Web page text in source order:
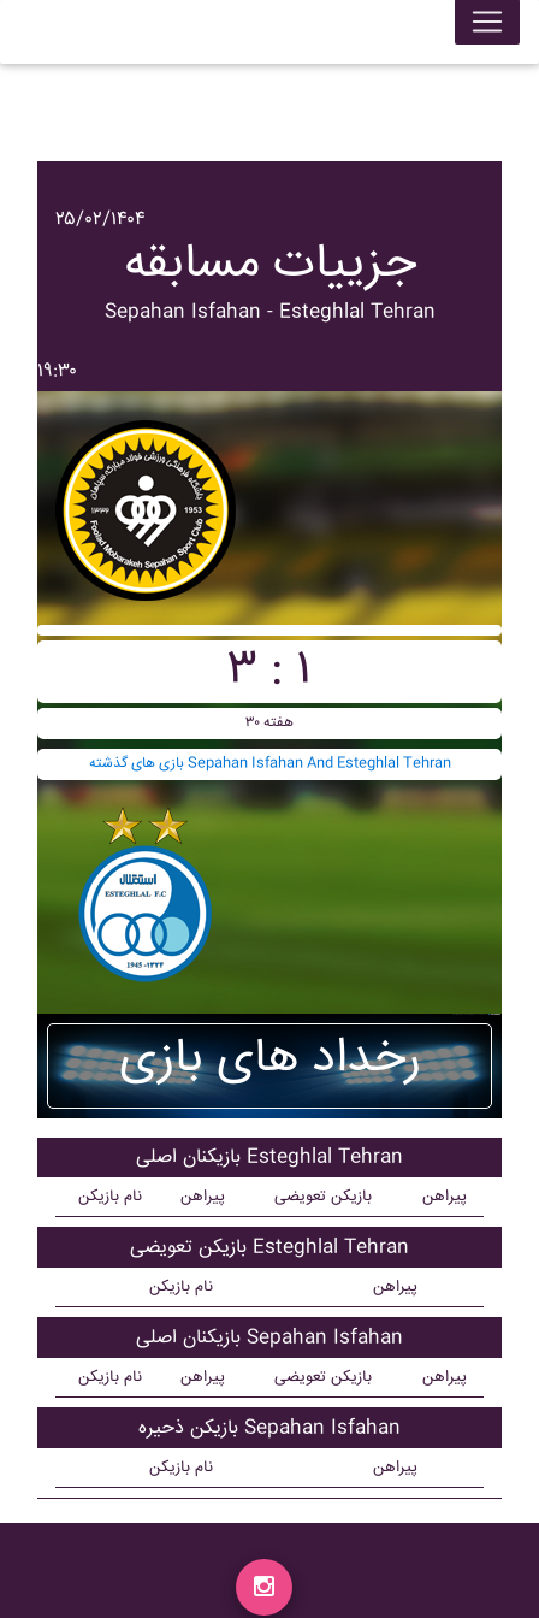
۲۵/۰۲/۱۴۰۴
جزییات مسابقه
Sepahan Isfahan - Esteghlal Tehran
۱۹:۳۰
۳ : ۱
هفته ۳۰
بازی های گذشته Sepahan Isfahan And Esteghlal Tehran
رخداد های بازی
بازیکنان اصلی Esteghlal Tehran
نام بازیکن پیراهن بازیکن تعویضی پیراهن
بازیکن تعویضی Esteghlal Tehran
نام بازیکن پیراهن
بازیکنان اصلی Sepahan Isfahan
نام بازیکن پیراهن بازیکن تعویضی پیراهن
بازیکن ذحیره Sepahan Isfahan
نام بازیکن پیراهن